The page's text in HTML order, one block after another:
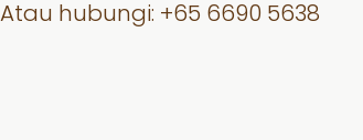
Atau hubungi: +65 6690 5638